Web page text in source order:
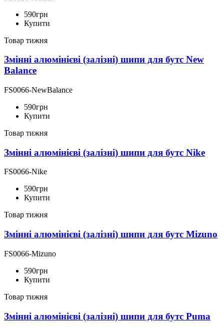
590грн
Купити
Товар тижня
Змінні алюмінієві (залізні) шипи для бутс New
Balance
FS0066-NewBalance
590грн
Купити
Товар тижня
Змінні алюмінієві (залізні) шипи для бутс Nike
FS0066-Nike
590грн
Купити
Товар тижня
Змінні алюмінієві (залізні) шипи для бутс Mizuno
FS0066-Mizuno
590грн
Купити
Товар тижня
Змінні алюмінієві (залізні) шипи для бутс Puma